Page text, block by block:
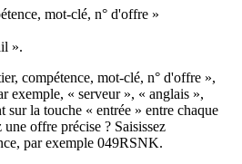
mot-clé, n° d'offre »
».
compétence, mot-clé, n° d'offre »,
exemple, « serveur », « anglais »,
sur la touche « entrée » entre chaque
offre précise ? Saisissez
par exemple 049RSNK.